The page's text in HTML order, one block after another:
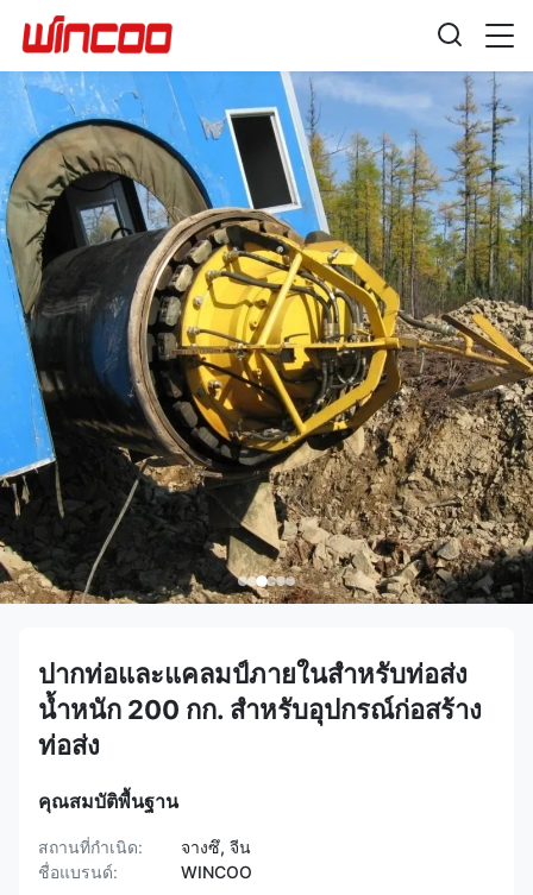
ปากท่อและแคลมป์ภายในสำหรับท่อส่ง
น้ำหนัก 200 กก. สำหรับอุปกรณ์ก่อสร้าง
ท่อส่ง
คุณสมบัติพื้นฐาน
สถานที่กำเนิด:
จางซึ, จีน
ชื่อแบรนด์:
WINCOO